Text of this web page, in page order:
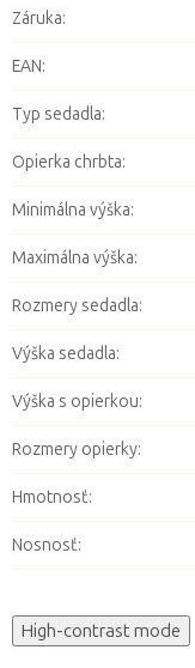
Záruka:
EAN:
Typ sedadla:
Opierka chrbta:
Minimálna výška:
Maximálna výška:
Rozmery sedadla:
Výška sedadla:
Výška s opierkou:
Rozmery opierky:
Hmotnosť:
Nosnosť:
High-contrast mode